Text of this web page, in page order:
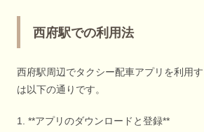
西府駅での利用法
西府駅周辺でタクシー配車アプリを利用
は以下の通りです。
1. **アプリのダウンロードと登録**